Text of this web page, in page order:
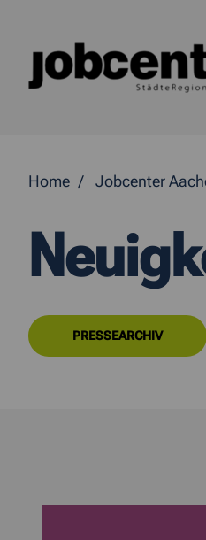
Home Jobcenter
PRESSEARCHIV